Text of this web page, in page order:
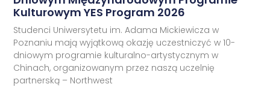
Kulturowym YES Program 2026
Studenci Uniwersytetu im. Adama Mickiewicza w
Poznaniu mają wyjątkową okazję uczestniczyć w 10-
dniowym programie kulturalno-artystycznym w
Chinach, organizowanym przez naszą uczelnię
partnerską – Northwest